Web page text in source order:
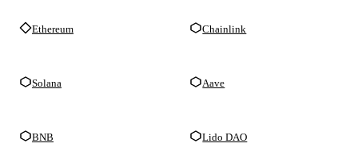
Ethereum
Solana
BNB
Chainlink
Aave
Lido DAO